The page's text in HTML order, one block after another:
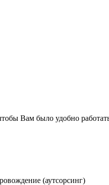
Вам было удобно
(аутсорсинг)